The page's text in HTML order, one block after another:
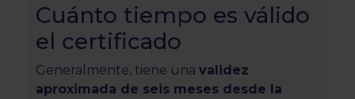
Cuánto tiempo es válido
el certificado
Generalmente, tiene una validez
aproximada de seis meses desde la